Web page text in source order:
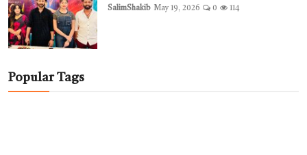
SalimShakib May 19, 2026 0 114
Popular Tags